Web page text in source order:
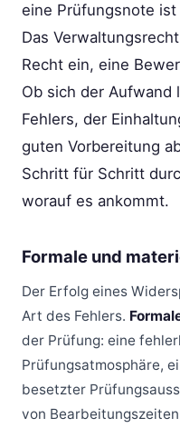
eine Prüfungsnote
Das
Recht ein, eine
Ob sich der Aufwand
Fehlers, der
guten Vorbereitung
Schritt für Schritt
worauf es ankommt.
Formale und
Der Erfolg eines
Art des Fehlers.
der Prüfung: eine
Prüfungsatmosphäre,
besetzter
von